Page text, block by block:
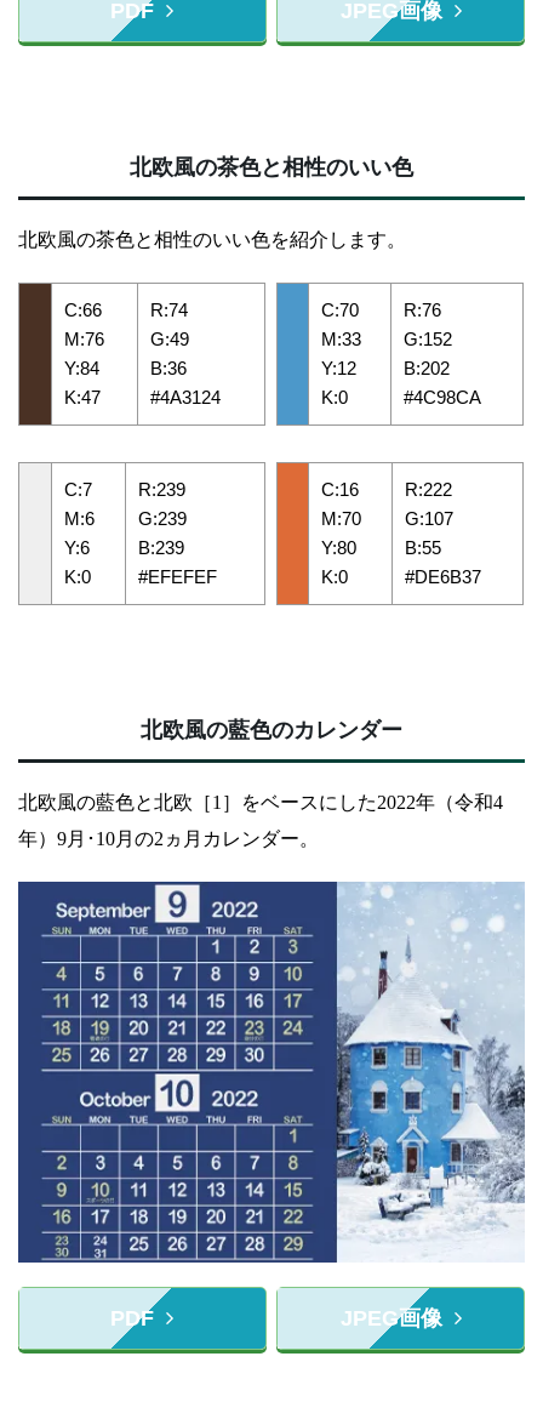
PDF JPEG画像
北欧風の茶色と相性のいい色
北欧風の茶色と相性のいい色を紹介します。
C:66
M:76
Y:84
K:47
R:74
G:49
B:36
#4A3124
C:70
M:33
Y:12
K:0
R:76
G:152
B:202
#4C98CA
C:7
M:6
Y:6
K:0
R:239
G:239
B:239
#EFEFEF
C:16
M:70
Y:80
K:0
R:222
G:107
B:55
#DE6B37
北欧風の藍色のカレンダー
北欧風の藍色と北欧［1］をベースにした2022年（令和4
年）9月･10月の2ヵ月カレンダー。
PDF JPEG画像